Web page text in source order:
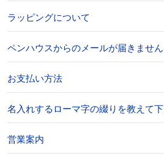
ラッピングについて
ペンハウスからのメールが届きません
お支払い方法
名入れするローマ字の綴りを教えて
営業案内